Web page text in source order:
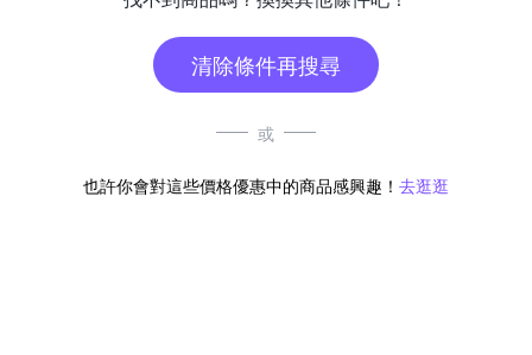
清除條件再搜尋
或
也許你會對這些價格優惠中的商品感興趣！ 去逛逛